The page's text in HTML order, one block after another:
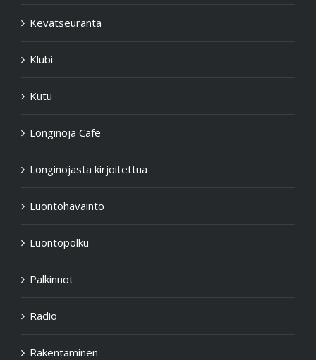
Kevätseuranta
Klubi
Kutu
Longinoja Cafe
Longinojasta kirjoitettua
Luontohavainto
Luontopolku
Palkinnot
Radio
Rakentaminen